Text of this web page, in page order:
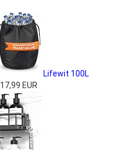
Lifewit 100L
17,99 EUR